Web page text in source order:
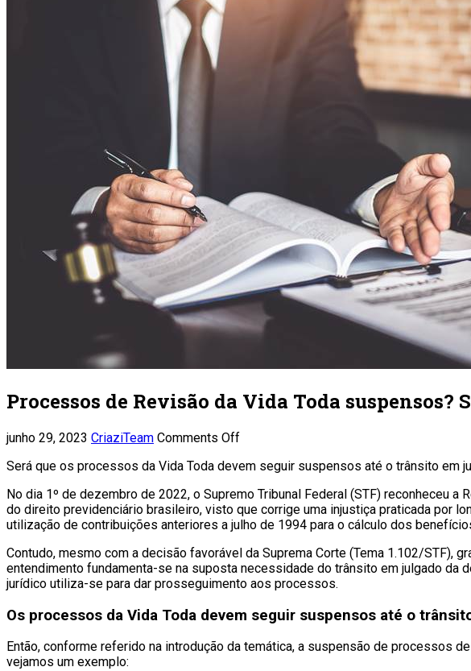
Processos de Revisão da Vida Toda suspensos?
junho 29, 2023 CriaziTeam Comments Off
Será que os processos da Vida Toda devem seguir suspensos até o trânsito em
No dia 1º de dezembro de 2022, o Supremo Tribunal Federal (STF) reconheceu
do direito previdenciário brasileiro, visto que corrige uma injustiça praticada por
utilização de contribuições anteriores a julho de 1994 para o cálculo dos
Contudo, mesmo com a decisão favorável da Suprema Corte (Tema 1.102/
entendimento fundamenta-se na suposta necessidade do trânsito em julgado
jurídico utiliza-se para dar prosseguimento aos processos.
Os processos da Vida Toda devem seguir suspensos até o
Então, conforme referido na introdução da temática, a suspensão de processos
vejamos um exemplo: